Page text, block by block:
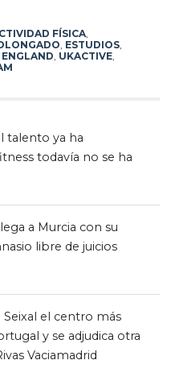
FÍSICA,
, ESTUDIOS,
, UKACTIVE,
talento ya ha
todavía no se ha
a Murcia con su
libre de juicios
el centro más
y se adjudica otra
Vaciamadrid